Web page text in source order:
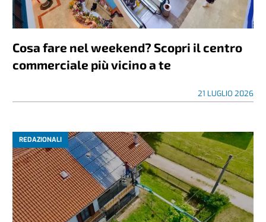
Cosa fare nel weekend? Scopri il centro
commerciale più vicino a te
21 LUGLIO 2026
REDAZIONALI